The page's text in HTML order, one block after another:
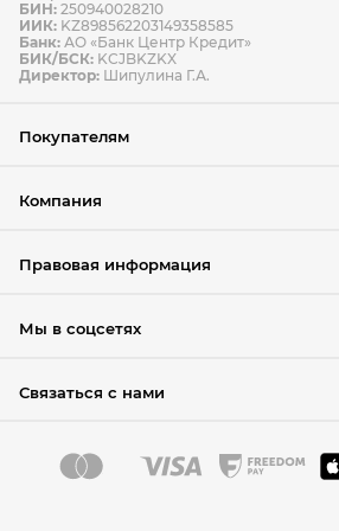
Условия возврата товара
БИН: 250940028210
ИИК: KZ898562203149358585
Банк: АО «Банк Центр Кредит»
БИК/БСК: KCJBKZKX
Директор: Шипулина Г.А.
Покупателям
Компания
Правовая информация
Мы в соцсетях
Связаться с нами